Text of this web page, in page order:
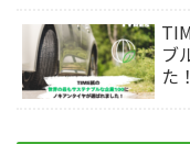
ブ
た！